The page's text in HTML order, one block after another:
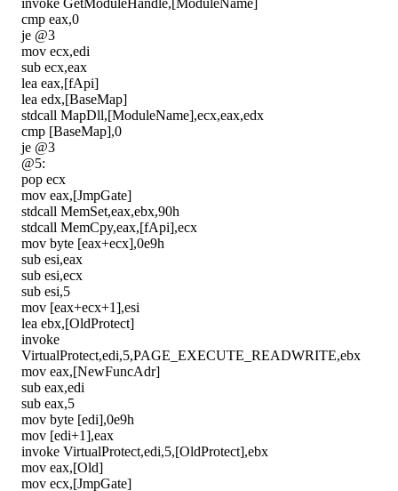
invoke GetModuleHandle,[ModuleName]
cmp eax,0
je @3
mov ecx,edi
sub ecx,eax
lea eax,[fApi]
lea edx,[BaseMap]
stdcall MapDll,[ModuleName],ecx,eax,edx
cmp [BaseMap],0
je @3
@5:
pop ecx
mov eax,[JmpGate]
stdcall MemSet,eax,ebx,90h
stdcall MemCpy,eax,[fApi],ecx
mov byte [eax+ecx],0e9h
sub esi,eax
sub esi,ecx
sub esi,5
mov [eax+ecx+1],esi
lea ebx,[OldProtect]
invoke
VirtualProtect,edi,5,PAGE_EXECUTE_READWRITE,ebx
mov eax,[NewFuncAdr]
sub eax,edi
sub eax,5
mov byte [edi],0e9h
mov [edi+1],eax
invoke VirtualProtect,edi,5,[OldProtect],ebx
mov eax,[Old]
mov ecx,[JmpGate]